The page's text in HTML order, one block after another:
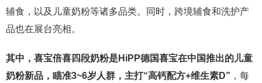
辅食，以及儿童奶粉等诸多品类。同时，跨境辅食和洗护产
品也在展台亮相。
其中，喜宝倍喜四段奶粉是HiPP德国喜宝在中国推出的儿童
奶粉新品，瞄准3~6岁人群，主打“高钙配方+维生素D” ，每